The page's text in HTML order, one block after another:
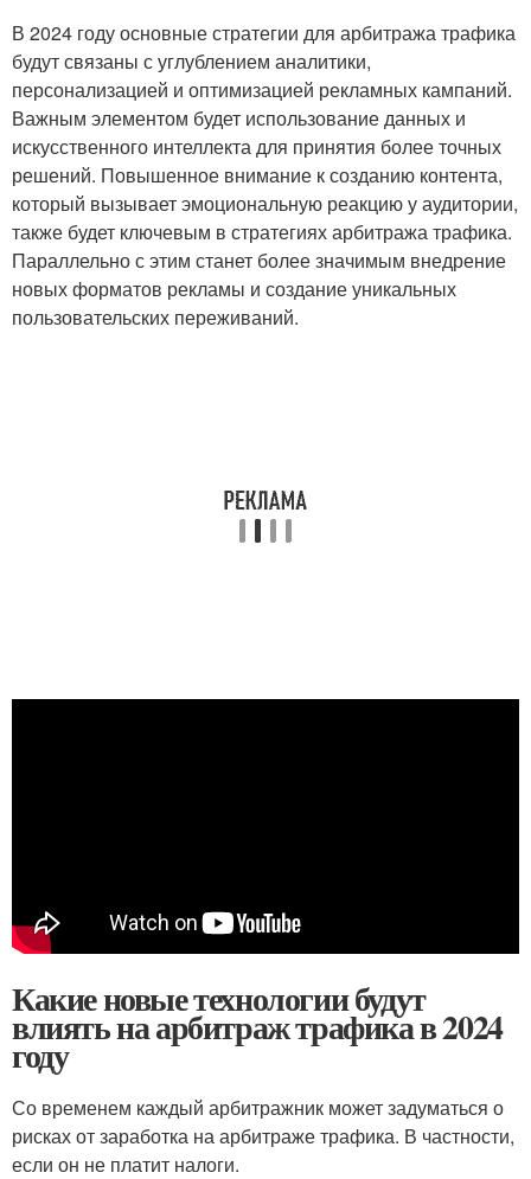
В 2024 году основные стратегии для арбитража трафика
будут связаны с углублением аналитики,
персонализацией и оптимизацией рекламных кампаний.
Важным элементом будет использование данных и
искусственного интеллекта для принятия более точных
решений. Повышенное внимание к созданию контента,
который вызывает эмоциональную реакцию у аудитории,
также будет ключевым в стратегиях арбитража трафика.
Параллельно с этим станет более значимым внедрение
новых форматов рекламы и создание уникальных
пользовательских переживаний.
Какие новые технологии будут
влиять на арбитраж трафика в 2024
году
Со временем каждый арбитражник может задуматься о
рисках от заработка на арбитраже трафика. В частности,
если он не платит налоги.